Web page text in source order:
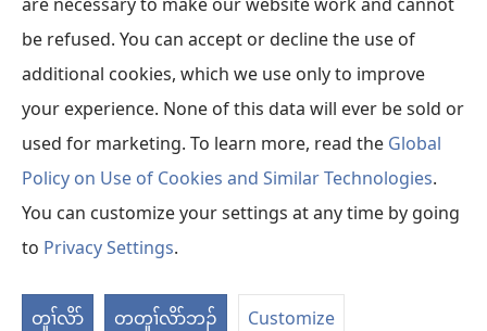
be refused. You can accept or decline the use of
additional cookies, which we use only to improve
your experience. None of this data will ever be sold or
used for marketing. To learn more, read theGlobal
Policy on Use of Cookies and Similar Technologies.
You can customize your settings at any time by going
toPrivacy Settings.
တူၢ်လိာ်
တတူၢ်လိာ်ဘၣ် Customize
တၢ်
အိၣ်
မူ
ဒီး​
တၢ်
သံ​
ထီၣ်
လၢ
အ
သီ
တ
ဘ့ၣ်
တၢးထီခိးတၢ် ONLINE လံာ်ရိဒၢး
အိး
ထီၣ်
လၢ
အ
သီ
ဘ့ၣ်
အိး
ထီၣ်
လၢ
အ
သီ
တ
Copyright© 2026 Watch Tower Bible and Tract Society of Pennsylvania.
တၢ်ဘျၢလၢနကသူအဂီၢ်|နီၢ်ကစၢ်တၢ်ဂ့ၢ်တၢ်ဘျၢ